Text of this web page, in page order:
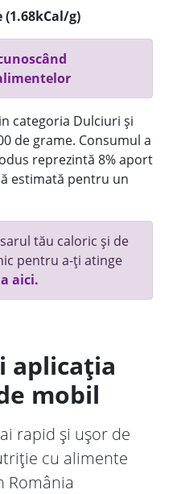
(1.68kCal/g)
categoria Dulciuri și
de grame. Consumul a
reprezintă 8% aport
estimată pentru un
tău caloric și de
pentru a-ți atinge
aici.
aplicația
mobil
rapid și ușor de
cu alimente
România